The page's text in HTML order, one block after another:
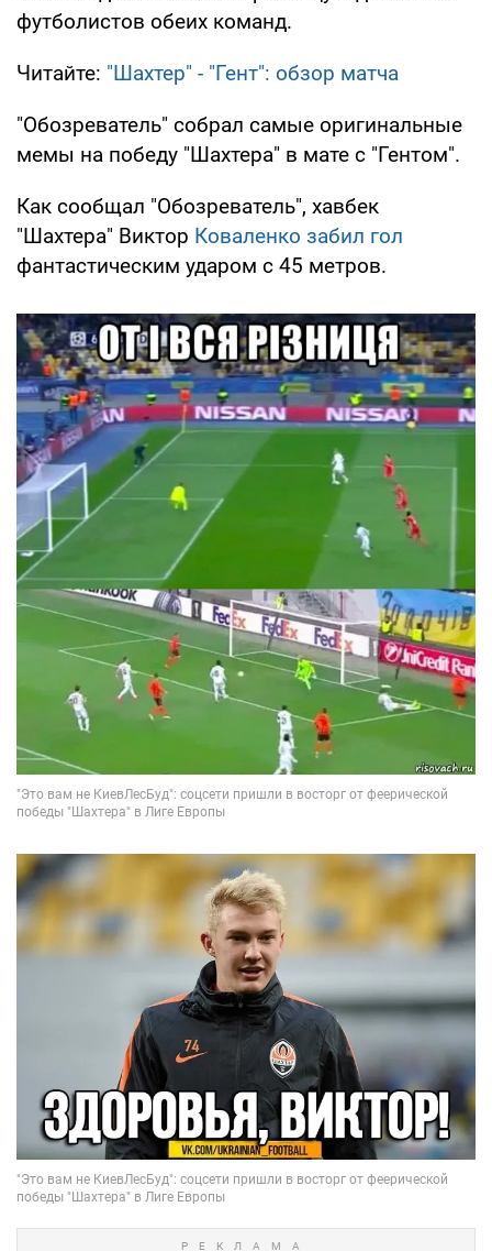
футболистов обеих команд.
Читайте: "Шахтер" - "Гент": обзор матча
"Обозреватель" собрал самые оригинальные
мемы на победу "Шахтера" в мате с "Гентом".
Как сообщал "Обозреватель", хавбек
"Шахтера" Виктор Коваленко забил гол
фантастическим ударом с 45 метров.